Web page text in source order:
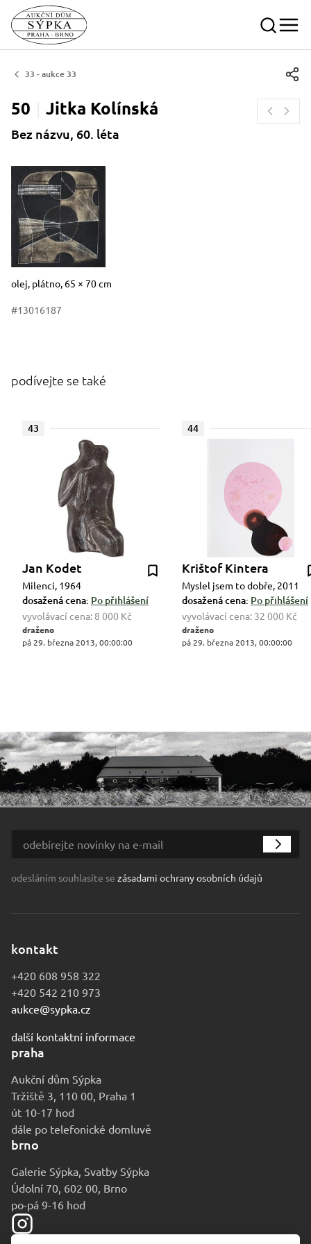
33 - aukce 33
50 Jitka Kolínská
Bez názvu, 60. léta
Rozměry
Stručný popis předmětu
olej, plátno, 65 × 70 cm
#13016187
podívejte se také
43
Jan Kodet
Milenci, 1964
dosažená cena: Po přihlášení
vyvolávací cena: 8 000 Kč
draženo
pá 29. března 2013, 00:00:00
44
Krištof Kintera
Myslel jsem to dobře, 2011
dosažená cena: Po přihlášení
vyvolávací cena: 32 000 Kč
draženo
pá 29. března 2013, 00:00:00
odesláním souhlasíte se zásadami ochrany osobních údajů
kontakt
+420 608 958 322
+420 542 210 973
aukce@sypka.cz
další kontaktní informace
praha
Aukční dům Sýpka
Tržiště 3, 110 00, Praha 1
út 10-17 hod
dále po telefonické domluvě
brno
Galerie Sýpka, Svatby Sýpka
Údolní 70, 602 00, Brno
po-pá 9-16 hod